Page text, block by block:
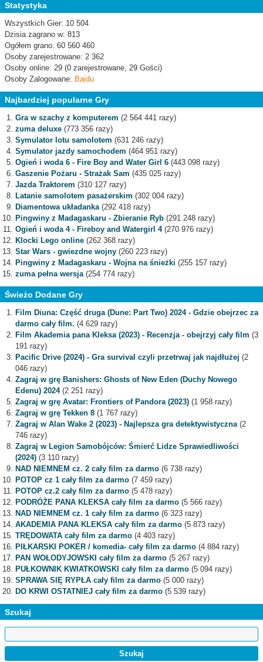
Statystyka
Wszystkich Gier: 10 504
Dzisia zagrano w: 813
Ogółem grano: 60 560 460
Osoby zarejestrowane: 2 362
Osoby online: 29 (0 zarejestrowane, 29 Gości)
Osoby Zalogowane: Baidu
Najbardziej popularne Gry
Gra w szachy z komputerem (2 564 441 razy)
zuma deluxe (773 356 razy)
Symulator lotu samolotem (631 246 razy)
Symulator jazdy samochodem (464 951 razy)
Ogień i woda 6 - Fire Boy and Water Girl 6 (443 098 razy)
Gaszenie Pożaru - Strażak Sam (435 025 razy)
Jazda Traktorem (310 127 razy)
Latanie samolotem pasażerskim (302 004 razy)
Diamentowa układanka(292 418 razy)
Pingwiny z Madagaskaru - Zbieranie Ryb (291 248 razy)
Ogień i woda 4 - Fireboy and Watergirl 4(270 976 razy)
Klocki Lego online (262 368 razy)
Star Wars - gwiezdne wojny (260 223 razy)
Pingwiny z Madagaskaru - Wojna na śnieżki (255 157 razy)
zuma pełna wersja(254 774 razy)
Świeżo Dodane Gry
Film Diuna: Część druga (Dune: Part Two) 2024 - Gdzie obejrzec za
darmo cały film. (4 629 razy)
Film Akademia pana Kleksa (2023) - Recenzja - obejrzyj cały film (3
191 razy)
Pacific Drive (2024) - Gra survival czyli przetrwaj jak najdłużej (2
046 razy)
Zagraj w grę Banishers: Ghosts of New Eden (Duchy Nowego
Edenu) 2024(2 251 razy)
Zagraj w grę Avatar: Frontiers of Pandora (2023) (1 958 razy)
Zagraj w grę Tekken 8 (1 767 razy)
Zagraj w Alan Wake 2 (2023) - Najlepsza gra detektywistyczna(2
746 razy)
Zagraj w Legion Samobójców: Śmierć Lidze Sprawiedliwości
(2024) (3 110 razy)
NAD NIEMNEM cz. 2 cały film za darmo (6 738 razy)
POTOP cz 1 cały film za darmo (7 459 razy)
POTOP cz.2 cały film za darmo (5 478 razy)
PODRÓŻE PANA KLEKSA cały film za darmo (5 566 razy)
NAD NIEMNEM cz. 1 cały film za darmo (6 323 razy)
AKADEMIA PANA KLEKSA cały film za darmo (5 873 razy)
TRĘDOWATA cały film za darmo (4 403 razy)
PIŁKARSKI POKER / komedia- cały film za darmo (4 884 razy)
PAN WOŁODYJOWSKI cały film za darmo (5 267 razy)
PUŁKOWNIK KWIATKOWSKI cały film za darmo (5 094 razy)
SPRAWA SIĘ RYPŁA cały film za darmo (5 000 razy)
DO KRWI OSTATNIEJ cały film za darmo (5 539 razy)
Szukaj